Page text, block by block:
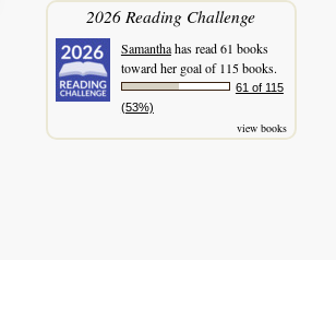
2026 Reading Challenge
Samanthahas read 61 books
toward her goal of 115 books.
61 of 115
(53%)
view books